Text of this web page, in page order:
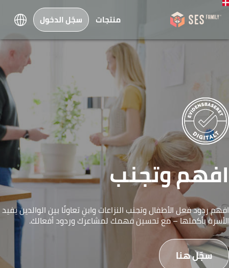
منتجات سجّل الدخول
افهم وتجنب
افهم ردود فعل الأطفال وتجنب النزاعات وابنِ تعاونًا بين الوالدين يفيد
الأسرة بأكملها – مع تحسين فهمك لمشاعرك وردود أفعالك.
سجّل هنا